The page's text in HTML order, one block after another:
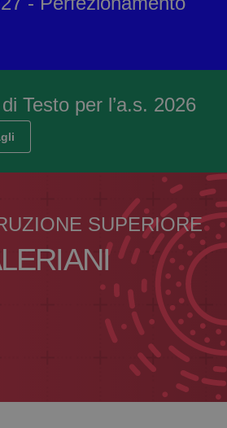
Testo per l’a.s. 2026
SUPERIORE